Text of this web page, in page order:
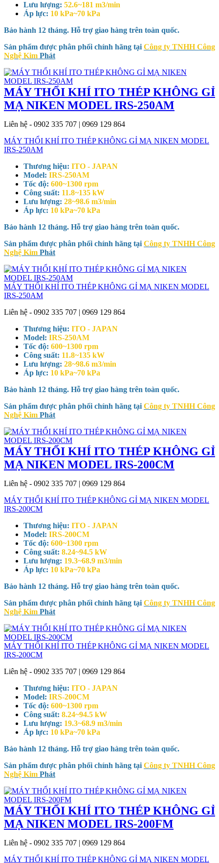
Lưu lượng: 52.6~181 m3/min
Áp lực: 10 kPa~70 kPa
Bảo hành 12 tháng. Hỗ trợ giao hàng trên toàn quốc.
Sản phẩm được phân phối chính hãng tại Công ty TNHH Công
Nghệ Kim Phát
MÁY THỔI KHÍ ITO THÉP KHÔNG GỈ
MẠ NIKEN MODEL IRS-250AM
Liên hệ - 0902 335 707 | 0969 129 864
MÁY THỔI KHÍ ITO THÉP KHÔNG GỈ MẠ NIKEN MODEL
IRS-250AM
Thương hiệu: ITO - JAPAN
Model: IRS-250AM
Tốc độ: 600~1300 rpm
Công suất: 11.8~135 kW
Lưu lượng: 28~98.6 m3/min
Áp lực: 10 kPa~70 kPa
Bảo hành 12 tháng. Hỗ trợ giao hàng trên toàn quốc.
Sản phẩm được phân phối chính hãng tại Công ty TNHH Công
Nghệ Kim Phát
MÁY THỔI KHÍ ITO THÉP KHÔNG GỈ MẠ NIKEN MODEL
IRS-250AM
Liên hệ - 0902 335 707 | 0969 129 864
Thương hiệu: ITO - JAPAN
Model: IRS-250AM
Tốc độ: 600~1300 rpm
Công suất: 11.8~135 kW
Lưu lượng: 28~98.6 m3/min
Áp lực: 10 kPa~70 kPa
Bảo hành 12 tháng. Hỗ trợ giao hàng trên toàn quốc.
Sản phẩm được phân phối chính hãng tại Công ty TNHH Công
Nghệ Kim Phát
MÁY THỔI KHÍ ITO THÉP KHÔNG GỈ
MẠ NIKEN MODEL IRS-200CM
Liên hệ - 0902 335 707 | 0969 129 864
MÁY THỔI KHÍ ITO THÉP KHÔNG GỈ MẠ NIKEN MODEL
IRS-200CM
Thương hiệu: ITO - JAPAN
Model: IRS-200CM
Tốc độ: 600~1300 rpm
Công suất: 8.24~94.5 kW
Lưu lượng: 19.3~68.9 m3/min
Áp lực: 10 kPa~70 kPa
Bảo hành 12 tháng. Hỗ trợ giao hàng trên toàn quốc.
Sản phẩm được phân phối chính hãng tại Công ty TNHH Công
Nghệ Kim Phát
MÁY THỔI KHÍ ITO THÉP KHÔNG GỈ MẠ NIKEN MODEL
IRS-200CM
Liên hệ - 0902 335 707 | 0969 129 864
Thương hiệu: ITO - JAPAN
Model: IRS-200CM
Tốc độ: 600~1300 rpm
Công suất: 8.24~94.5 kW
Lưu lượng: 19.3~68.9 m3/min
Áp lực: 10 kPa~70 kPa
Bảo hành 12 tháng. Hỗ trợ giao hàng trên toàn quốc.
Sản phẩm được phân phối chính hãng tại Công ty TNHH Công
Nghệ Kim Phát
MÁY THỔI KHÍ ITO THÉP KHÔNG GỈ
MẠ NIKEN MODEL IRS-200FM
Liên hệ - 0902 335 707 | 0969 129 864
MÁY THỔI KHÍ ITO THÉP KHÔNG GỈ MẠ NIKEN MODEL